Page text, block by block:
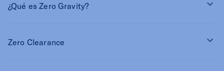
¿Qué es Zero Gravity?
Zero Clearance